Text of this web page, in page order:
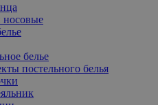
носовые
белье
постельного белья